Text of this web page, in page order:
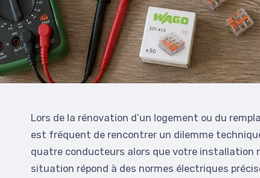
Lors de la rénovation d’un logement ou du
est fréquent de rencontrer un dilemme
quatre conducteurs alors que votre installation
situation répond à des normes électriques